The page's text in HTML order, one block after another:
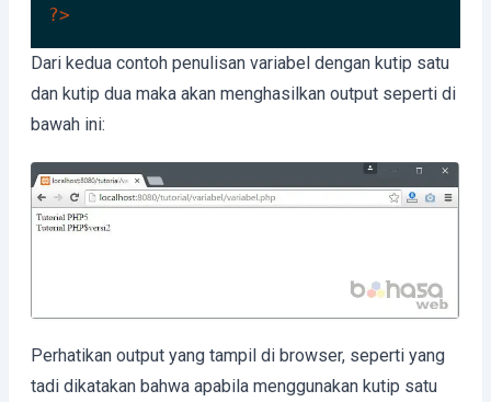
?>
Code language: HTML, XML (xml)
Dari kedua contoh penulisan variabel dengan kutip satu
dan kutip dua maka akan menghasilkan output seperti di
bawah ini:
Perhatikan output yang tampil di browser, seperti yang
tadi dikatakan bahwa apabila menggunakan kutip satu